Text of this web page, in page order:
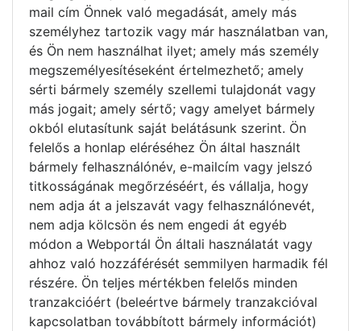
mail cím Önnek való megadását, amely más
személyhez tartozik vagy már használatban van,
és Ön nem használhat ilyet; amely más személy
megszemélyesítéseként értelmezhető; amely
sérti bármely személy szellemi tulajdonát vagy
más jogait; amely sértő; vagy amelyet bármely
okból elutasítunk saját belátásunk szerint. Ön
felelős a honlap eléréséhez Ön által használt
bármely felhasználónév, e-mailcím vagy jelszó
titkosságának megőrzéséért, és vállalja, hogy
nem adja át a jelszavát vagy felhasználónevét,
nem adja kölcsön és nem engedi át egyéb
módon a Webportál Ön általi használatát vagy
ahhoz való hozzáférését semmilyen harmadik fél
részére. Ön teljes mértékben felelős minden
tranzakcióért (beleértve bármely tranzakcióval
kapcsolatban továbbított bármely információt)